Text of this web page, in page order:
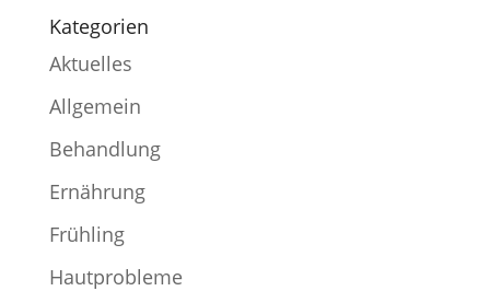
Kategorien
Aktuelles
Allgemein
Behandlung
Ernährung
Frühling
Hautprobleme